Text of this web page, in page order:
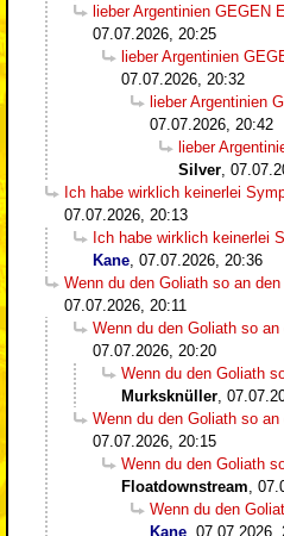
lieber Argentinien GEGEN
07.07.2026, 20:25
lieber Argentinien
07.07.2026, 20:32
lieber Argentinien
07.07.2026, 20:42
lieber
Silver
Ich habe wirklich keinerlei
07.07.2026, 20:13
Ich habe wirklich keinerlei
Kane 07.07.2026, 20:36
Wenn du den Goliath so an den
07.07.2026, 20:11
Wenn du den Goliath so an
07.07.2026, 20:20
Wenn du den Goliath
Murksknüller
Wenn du den Goliath so an
07.07.2026, 20:15
Wenn du den Goliath
Floatdownstream
Wenn du den
Kane 07.07.2026,